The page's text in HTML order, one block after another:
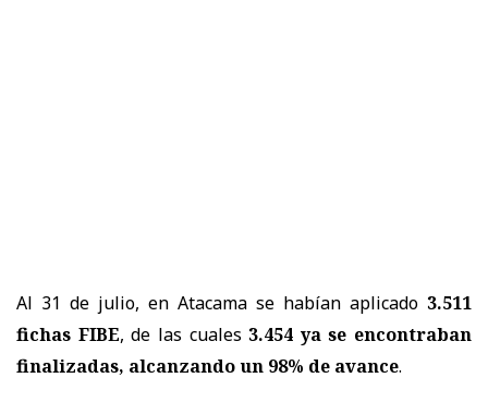
Al 31 de julio, en Atacama se habían aplicado 3.511
fichas FIBE, de las cuales 3.454 ya se encontraban
finalizadas, alcanzando un 98% de avance.